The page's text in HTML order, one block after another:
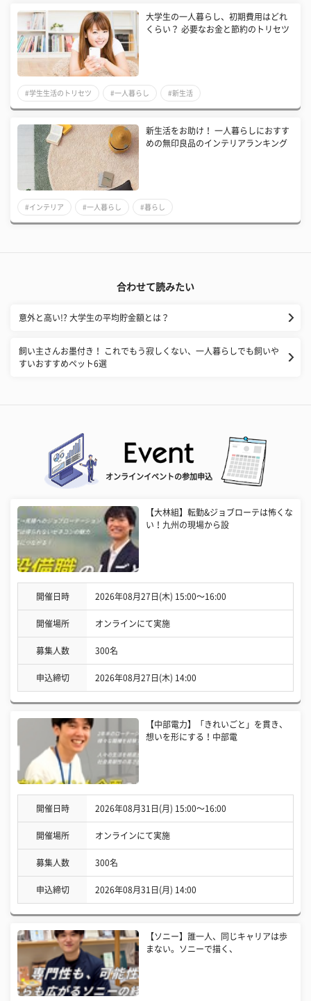
大学生の一人暮らし、初期費用はどれ
くらい？ 必要なお金と節約のトリセツ
#学生生活のトリセツ #一人暮らし #新生活
新生活をお助け！ 一人暮らしにおすす
めの無印良品のインテリアランキング
#インテリア #一人暮らし #暮らし
合わせて読みたい
意外と高い!? 大学生の平均貯金額とは？
飼い主さんお墨付き！ これでもう寂しくない、一人暮らしでも飼いや
すいおすすめペット6選
オンラインイベントの参加申込
【大林組】転勤&ジョブローテは怖くな
い！九州の現場から設
開催日時 2026年08月27日(木) 15:00〜16:00
開催場所 オンラインにて実施
募集人数 300名
申込締切 2026年08月27日(木) 14:00
【中部電力】「きれいごと」を貫き、
想いを形にする！中部電
開催日時 2026年08月31日(月) 15:00〜16:00
開催場所 オンラインにて実施
募集人数 300名
申込締切 2026年08月31日(月) 14:00
【ソニー】誰一人、同じキャリアは歩
まない。ソニーで描く、